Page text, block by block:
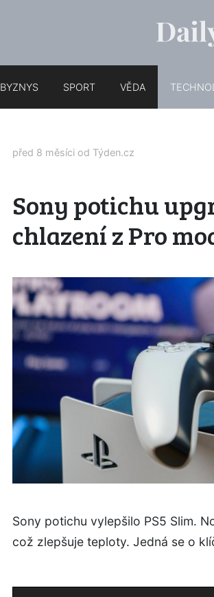
BYZNYS SPORT VĚDA
před 8 měsíci od Týden.cz
Sony potichu
chlazení z Pro
Sony potichu vylepšilo PS5 Slim.
což zlepšuje teploty. Jedná se o